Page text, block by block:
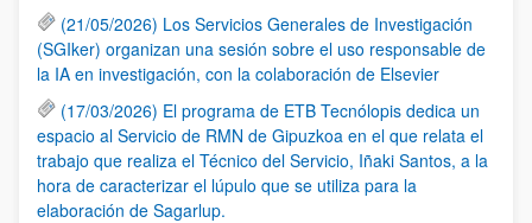
(21/05/2026) Los Servicios Generales de Investigación
(SGIker) organizan una sesión sobre el uso responsable de
la IA en investigación, con la colaboración de Elsevier
(17/03/2026) El programa de ETB Tecnólopis dedica un
espacio al Servicio de RMN de Gipuzkoa en el que relata el
trabajo que realiza el Técnico del Servicio, Iñaki Santos, a la
hora de caracterizar el lúpulo que se utiliza para la
elaboración de Sagarlup.